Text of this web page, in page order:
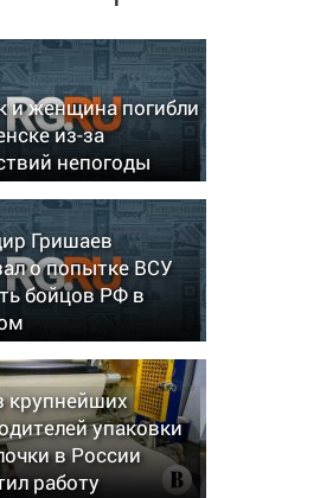
и женщина погибли
из-за
непогоды
Гришаев
о попытке ВСУ
бойцов РФ в
крупнейших
упаковки
в России
работу